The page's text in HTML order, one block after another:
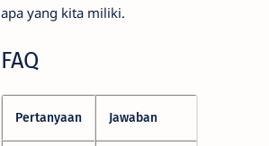
apa yang kita miliki.
FAQ
Pertanyaan Jawaban